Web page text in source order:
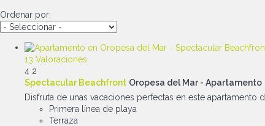
Ordenar por:
13 Valoraciones
4 2
Spectacular Beachfront Oropesa del Mar - Apartamento
Disfruta de unas vacaciones perfectas en este apartamento
Primera línea de playa
Terraza